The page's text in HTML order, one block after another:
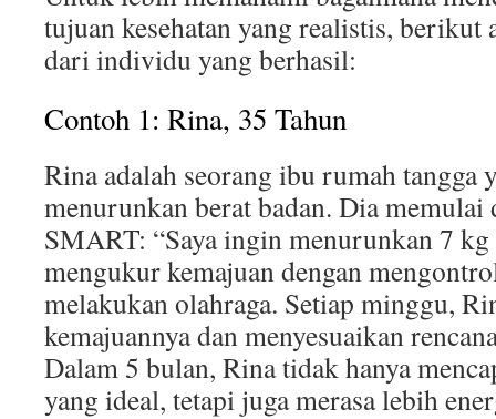
tujuan kesehatan yang realistis, berikut
dari individu yang berhasil:
Contoh 1: Rina, 35 Tahun
Rina adalah seorang ibu rumah tangga
menurunkan berat badan. Dia memulai
SMART: “Saya ingin menurunkan 7
mengukur kemajuan dengan
melakukan olahraga. Setiap minggu,
kemajuannya dan menyesuaikan
Dalam 5 bulan, Rina tidak hanya
yang ideal, tetapi juga merasa lebih